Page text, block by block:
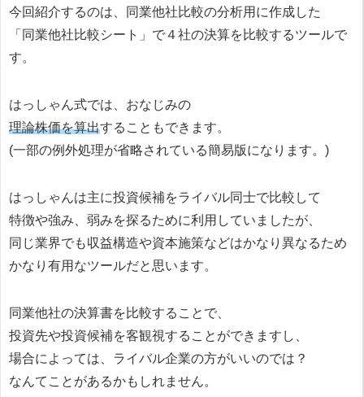
今回紹介するのは、同業他社比較の分析用に作成した
「同業他社比較シート」で４社の決算を比較するツールで
す。
はっしゃん式では、おなじみの
理論株価を算出することもできます。
(一部の例外処理が省略されている簡易版になります。)
はっしゃんは主に投資候補をライバル同士で比較して
特徴や強み、弱みを探るために利用していましたが、
同じ業界でも収益構造や資本施策などはかなり異なるため
かなり有用なツールだと思います。
同業他社の決算書を比較することで、
投資先や投資候補を客観視することができますし、
場合によっては、ライバル企業の方がいいのでは？
なんてことがあるかもしれません。